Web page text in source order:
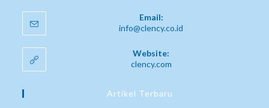
Email:
info@clency.co.id
Website:
clency.com
Artikel Terbaru